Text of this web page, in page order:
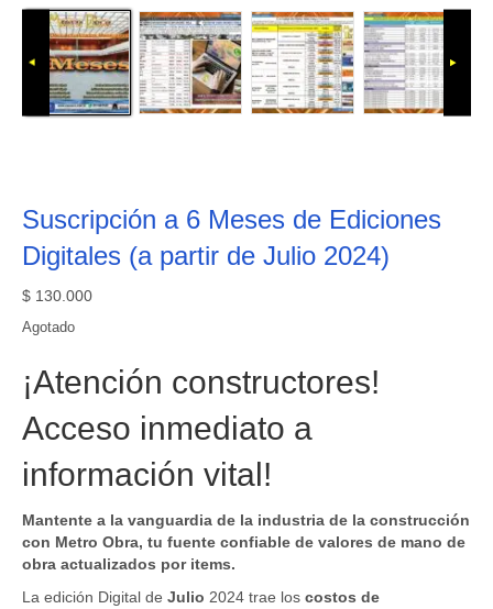
Suscripción a 6 Meses de Ediciones
Digitales (a partir de Julio 2024)
$ 130.000
Agotado
¡Atención constructores!
Acceso inmediato a
información vital!
Mantente a la vanguardia de la industria de la construcción
con Metro Obra, tu fuente confiable de valores de mano de
obra actualizados por items.
La edición Digital de Julio 2024 trae los costos de